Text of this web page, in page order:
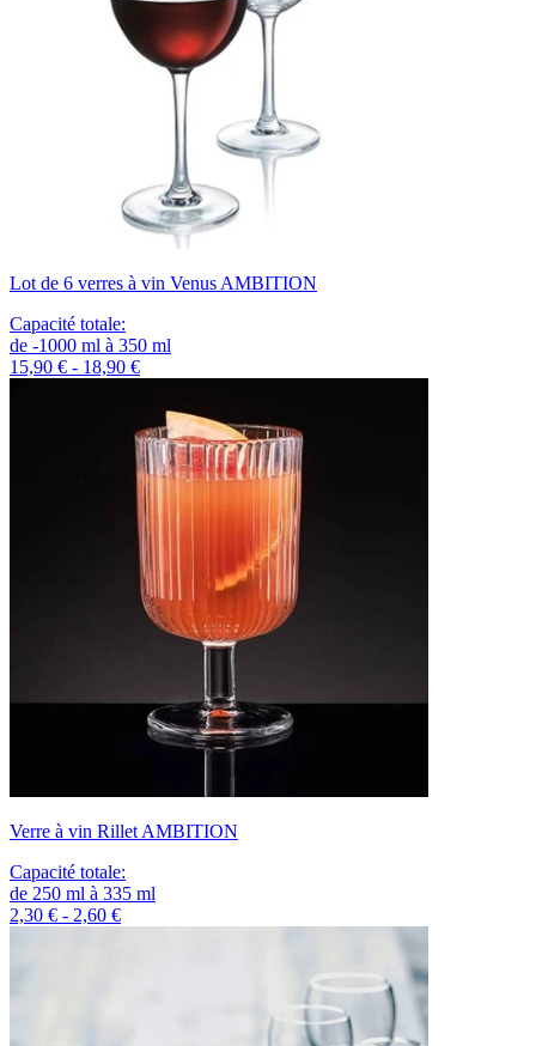
Lot de 6 verres à vin Venus AMBITION
Capacité totale:
de -1000 ml à 350 ml
15,90 € - 18,90 €
Verre à vin Rillet AMBITION
Capacité totale:
de 250 ml à 335 ml
2,30 € - 2,60 €